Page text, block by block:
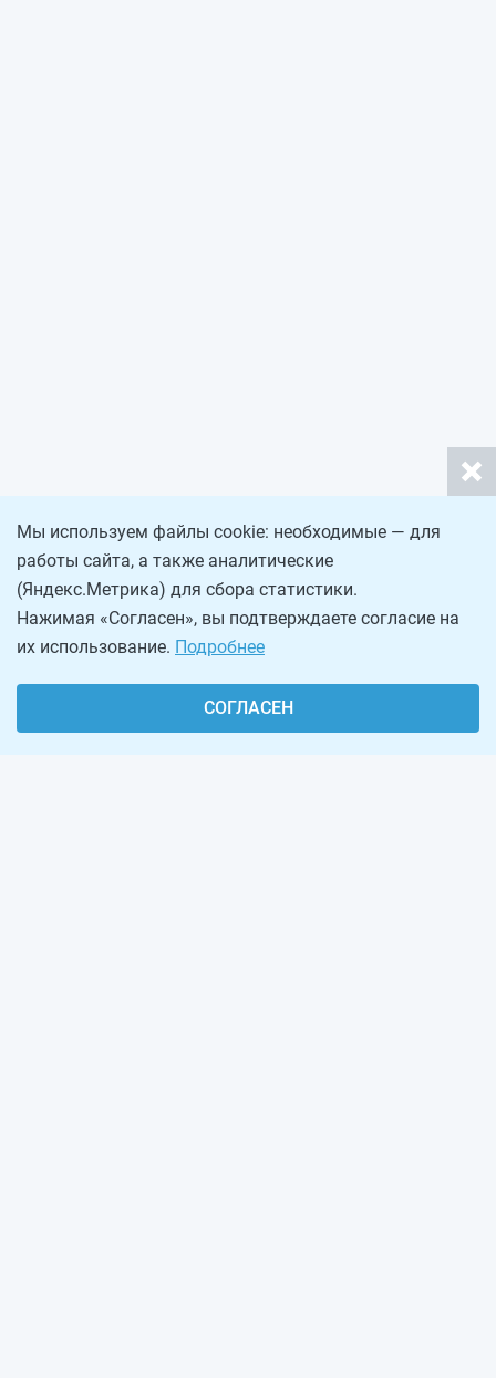
Мы используем файлы cookie: необходимые — для
работы сайта, а также аналитические
(Яндекс.Метрика) для сбора статистики.
Нажимая «Согласен», вы подтверждаете согласие на
их использование. Подробнее
СОГЛАСЕН